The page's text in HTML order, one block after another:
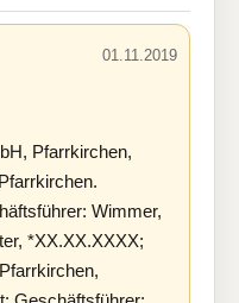
01.11.2019
Pfarrkirchen,
Wimmer,
*XX.XX.XXXX;